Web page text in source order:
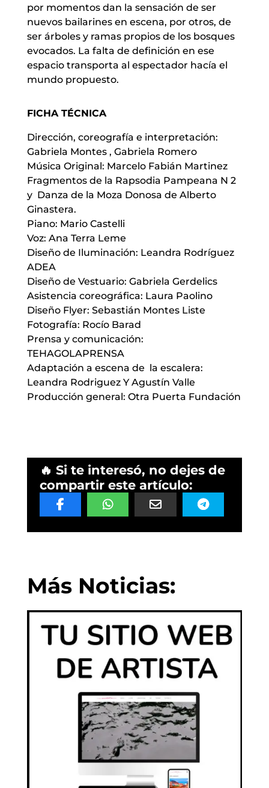
por momentos dan la sensación de ser
nuevos bailarines en escena, por otros, de
ser árboles y ramas propios de los bosques
evocados. La falta de definición en ese
espacio transporta al espectador hacía el
mundo propuesto.
FICHA TÉCNICA
Dirección, coreografía e interpretación:
Gabriela Montes , Gabriela Romero
Música Original: Marcelo Fabián Martinez
Fragmentos de la Rapsodia Pampeana N 2
y Danza de la Moza Donosa de Alberto
Ginastera.
Piano: Mario Castelli
Voz: Ana Terra Leme
Diseño de Iluminación: Leandra Rodríguez
ADEA
Diseño de Vestuario: Gabriela Gerdelics
Asistencia coreográfica: Laura Paolino
Diseño Flyer: Sebastián Montes Liste
Fotografía: Rocío Barad
Prensa y comunicación:
TEHAGOLAPRENSA
Adaptación a escena de la escalera:
Leandra Rodriguez Y Agustín Valle
Producción general: Otra Puerta Fundación
🔥 Si te interesó, no dejes de
compartir este artículo:
Más Noticias: